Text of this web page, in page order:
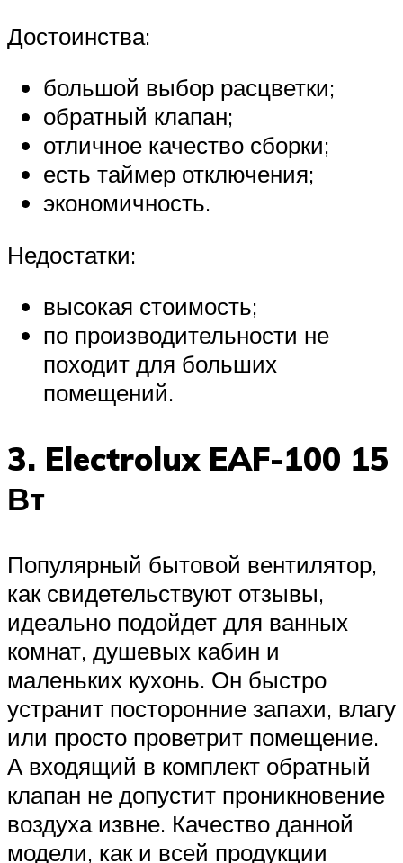
Достоинства:
большой выбор расцветки;
обратный клапан;
отличное качество сборки;
есть таймер отключения;
экономичность.
Недостатки:
высокая стоимость;
по производительности не
походит для больших
помещений.
3. Electrolux EAF-100 15
Вт
Популярный бытовой вентилятор,
как свидетельствуют отзывы,
идеально подойдет для ванных
комнат, душевых кабин и
маленьких кухонь. Он быстро
устранит посторонние запахи, влагу
или просто проветрит помещение.
А входящий в комплект обратный
клапан не допустит проникновение
воздуха извне. Качество данной
модели, как и всей продукции